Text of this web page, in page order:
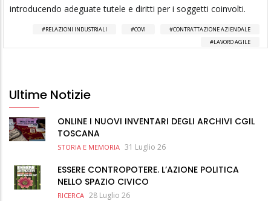
introducendo adeguate tutele e diritti per i soggetti coinvolti.
RELAZIONI INDUSTRIALI COVI
CONTRATTAZIONE AZIENDALE
LAVORO AGILE
Ultime Notizie
ONLINE I NUOVI INVENTARI DEGLI ARCHIVI CGIL
TOSCANA
STORIA E MEMORIA 31 Luglio 26
ESSERE CONTROPOTERE. L’AZIONE POLITICA
NELLO SPAZIO CIVICO
RICERCA 28 Luglio 26